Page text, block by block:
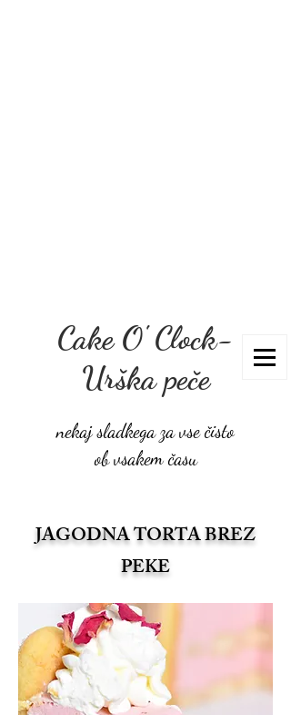
Cake O' Clock-
Urška peče
nekaj sladkega za vse čisto
ob vsakem času
JAGODNA TORTA BREZ
PEKE